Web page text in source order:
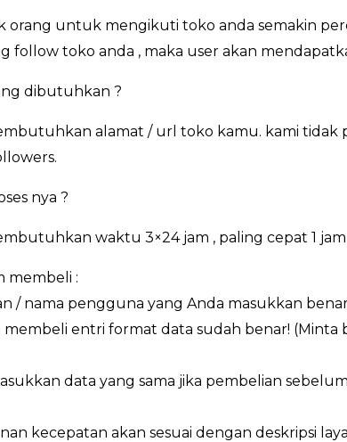
orang untuk mengikuti toko anda semakin
follow toko anda , maka user akan
dibutuhkan ?
alamat / url toko kamu. kami
nya ?
waktu 3×24 jam , paling cepat 1 jam
membeli :
/ nama pengguna yang Anda masukkan
membeli entri format data sudah benar!
data yang sama jika pembelian
kecepatan akan sesuai dengan deskripsi